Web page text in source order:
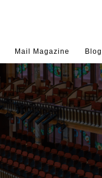
Mail Magazine Blog